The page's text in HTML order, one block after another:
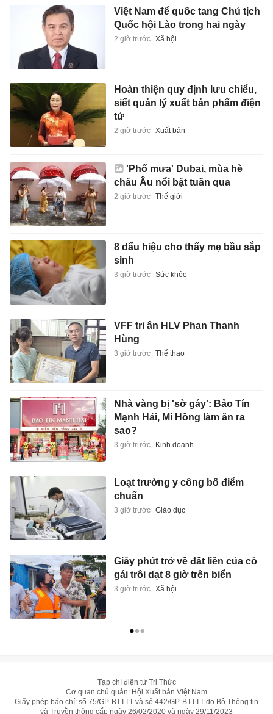
Việt Nam để quốc tang Chủ tịch
Quốc hội Lào trong hai ngày
2 giờ trước Xã hội
Hoàn thiện quy định lưu chiểu,
siết quản lý xuất bản phẩm điện
tử
2 giờ trước Xuất bản
'Phố mưa' Dubai, mùa hè
châu Âu nổi bật tuần qua
2 giờ trước Thế giới
8 dấu hiệu cho thấy mẹ bầu sắp
sinh
3 giờ trước Sức khỏe
VFF tri ân HLV Phan Thanh
Hùng
3 giờ trước Thể thao
Nhà vàng bị 'sờ gáy': Bảo Tín
Mạnh Hải, Mi Hồng làm ăn ra
sao?
3 giờ trước Kinh doanh
Loạt trường y công bố điểm
chuẩn
3 giờ trước Giáo dục
Giây phút trở về đất liền của cô
gái trôi dạt 8 giờ trên biển
3 giờ trước Xã hội
Tạp chí điện tử Tri Thức
Cơ quan chủ quản: Hội Xuất bản Việt Nam
Giấy phép báo chí: số 75/GP-BTTTT và số 442/GP-BTTTT do Bộ Thông tin
và Truyền thông cấp ngày 26/02/2020 và ngày 29/11/2023